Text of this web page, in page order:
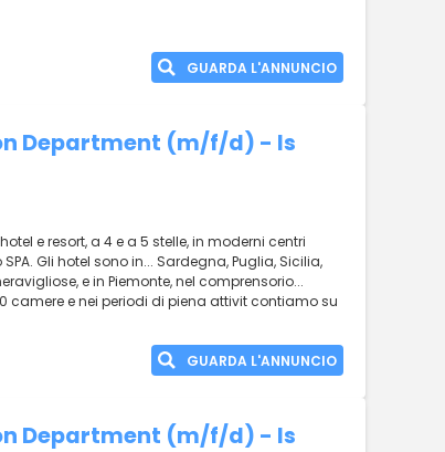
GUARDA L'ANNUNCIO
Department (m/f/d) - Is
e resort, a 4 e a 5 stelle, in moderni centri
Gli hotel sono in... Sardegna, Puglia, Sicilia,
e in Piemonte, nel comprensorio...
camere e nei periodi di piena attivit contiamo su
GUARDA L'ANNUNCIO
Department (m/f/d) - Is